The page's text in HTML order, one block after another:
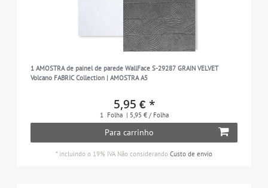
1 AMOSTRA de painel de parede WallFace S-29287 GRAIN VELVET
Volcano FABRIC Collection | AMOSTRA A5
5,95 € *
1 Folha | 5,95 € / Folha
Para carrinho
* incluindo o 19% IVA Não considerando Custo de envio